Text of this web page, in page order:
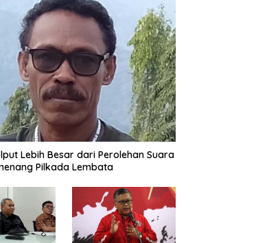
Lebih Besar dari Perolehan Suara
Pilkada Lembata